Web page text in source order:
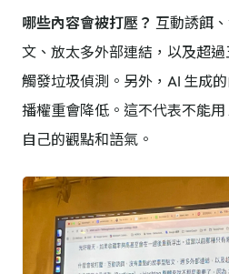
哪些內容會被打壓？ 互動誘餌
文、放太多外部連結，以及超
觸發垃圾偵測。另外，AI 生成
播權重會降低。這不代表不能
自己的觀點和語氣。